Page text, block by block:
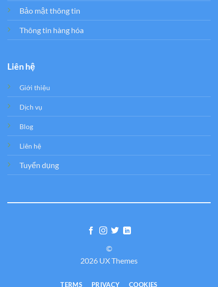
Bảo mật thông tin
Thông tin hàng hóa
Liên hệ
Giới thiệu
Dịch vụ
Blog
Liên hệ
Tuyển dụng
©
2026 UX Themes
TERMS PRIVACY COOKIES